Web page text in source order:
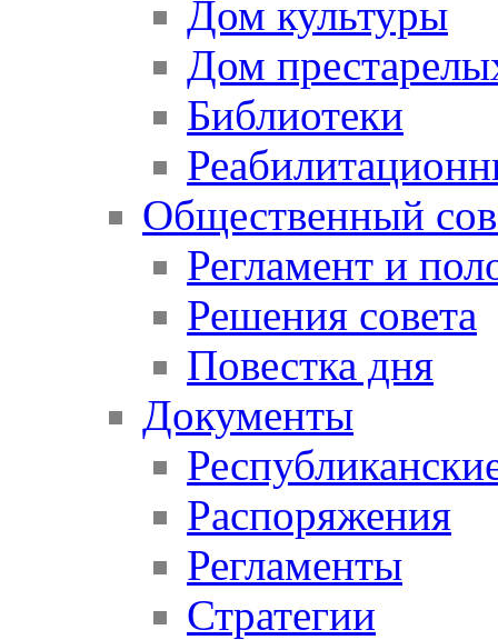
Дом культуры
Дом
Библиотеки
Общественный
Регламент и
Решения совета
Повестка дня
Документы
Распоряжения
Регламенты
Стратегии